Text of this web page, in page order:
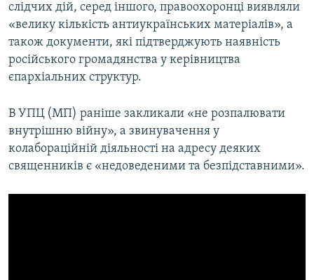
слідчих дій, серед іншого, правоохоронці виявляли
«велику кількість антиукраїнських матеріалів», а
також документи, які підтверджують наявність
російського громадянства у керівництва
єпархіальних структур.
В УПЦ (МП) раніше закликали «не розпалювати
внутрішню війну», а звинувачення у
колабораційній діяльності на адресу деяких
священників є «недоведеними та безпідставними».